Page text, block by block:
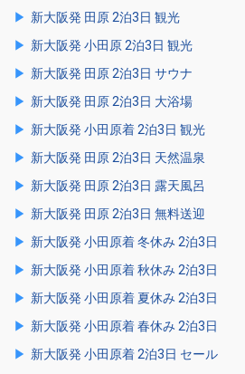
新大阪発 田原 2泊3日 観光
新大阪発 小田原 2泊3日 観光
新大阪発 田原 2泊3日 サウナ
新大阪発 田原 2泊3日 大浴場
新大阪発 小田原着 2泊3日 観光
新大阪発 田原 2泊3日 天然温泉
新大阪発 田原 2泊3日 露天風呂
新大阪発 田原 2泊3日 無料送迎
新大阪発 小田原着 冬休み 2泊3日
新大阪発 小田原着 秋休み 2泊3日
新大阪発 小田原着 夏休み 2泊3日
新大阪発 小田原着 春休み 2泊3日
新大阪発 小田原着 2泊3日 セール